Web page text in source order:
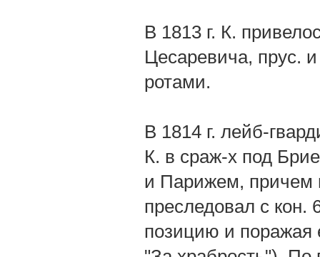
В 1813 г. К.
Цесаревича, прус.
ротами.
В 1814 г. лейб-
К. в сраж-х под
и Парижем, причем
преследовал с кон.
позицию и поражая